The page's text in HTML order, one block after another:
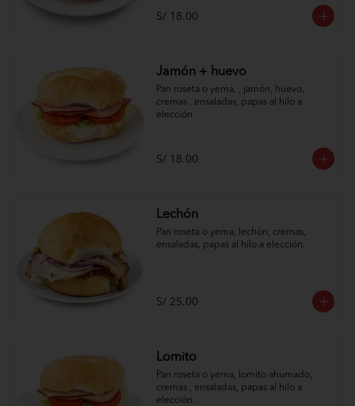
S/ 18.00
Jamón + huevo
Pan roseta o yema, , jamón, huevo,
cremas , ensaladas, papas al hilo a
elección.
S/ 18.00
Lechón
Pan roseta o yema, lechón, cremas,
ensaladas, papas al hilo a elección.
S/ 25.00
Lomito
Pan roseta o yema, lomito ahumado,
cremas , ensaladas, papas al hilo a
elección.